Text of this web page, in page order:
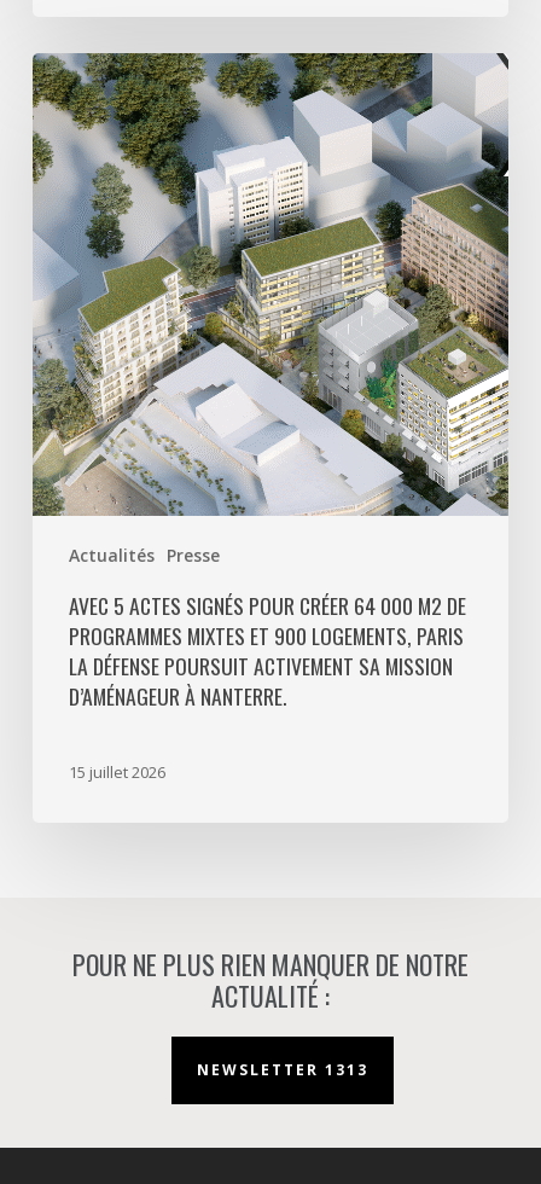
Actualités Presse
Avec
5
actes
signés
pour
créer
000
m2
de
programmes
mixtes
et
900
logements,
Défense
poursuit
activement
AVEC 5 ACTES SIGNÉS POUR CRÉER 64 000 M2 DE
PROGRAMMES MIXTES ET 900 LOGEMENTS, PARIS
LA DÉFENSE POURSUIT ACTIVEMENT SA MISSION
D’AMÉNAGEUR À NANTERRE.
15 juillet 2026
POUR NE PLUS RIEN MANQUER DE NOTRE
ACTUALITÉ :
NEWSLETTER 1313